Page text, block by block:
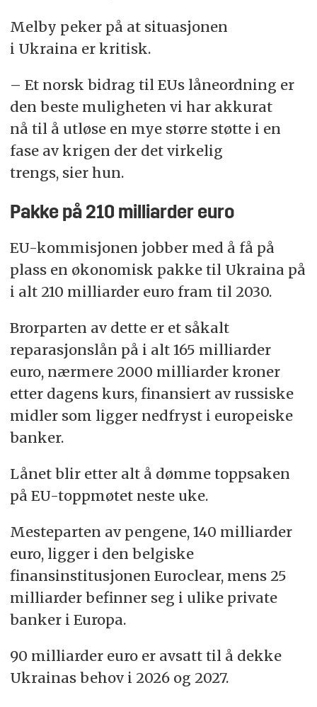
Melby peker på at situasjonen
i Ukraina er kritisk.
– Et norsk bidrag til EUs låneordning er
den beste muligheten vi har akkurat
nå til å utløse en mye større støtte i en
fase av krigen der det virkelig
trengs, sier hun.
Pakke på 210 milliarder euro
EU-kommisjonen jobber med å få på
plass en økonomisk pakke til Ukraina på
i alt 210 milliarder euro fram til 2030.
Brorparten av dette er et såkalt
reparasjonslån på i alt 165 milliarder
euro, nærmere 2000 milliarder kroner
etter dagens kurs, finansiert av russiske
midler som ligger nedfryst i europeiske
banker.
Lånet blir etter alt å dømme toppsaken
på EU-toppmøtet neste uke.
Mesteparten av pengene, 140 milliarder
euro, ligger i den belgiske
finansinstitusjonen Euroclear, mens 25
milliarder befinner seg i ulike private
banker i Europa.
90 milliarder euro er avsatt til å dekke
Ukrainas behov i 2026 og 2027.